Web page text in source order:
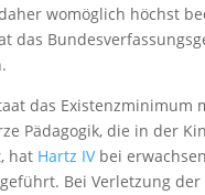
womöglich höchst
das
das Existenzminimum
Pädagogik, die in der
hat Hartz IVbei
Bei Verletzung der